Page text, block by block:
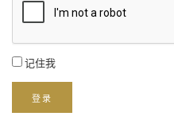
记住我
登录